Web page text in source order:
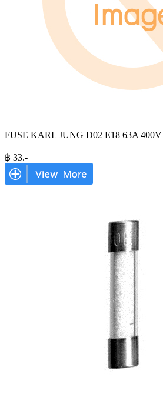
FUSE KARL JUNG D02 E18 63A
฿ 33.-